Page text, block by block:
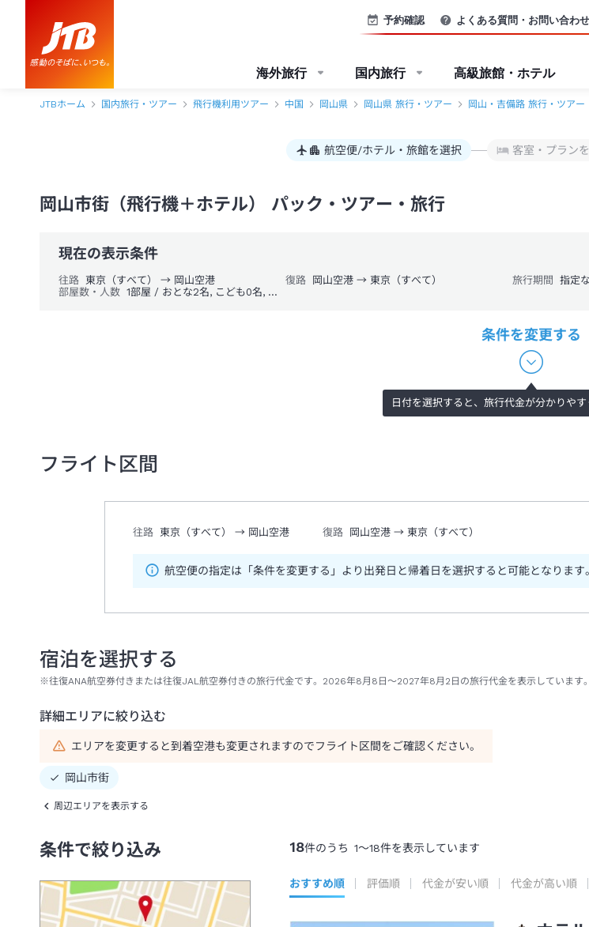
予約確認 よくある質問・お問い合わせ
海外旅行 国内旅行 高級旅館・ホテル
JTBホーム 国内旅行・ツアー 飛行機利用ツアー 中国 岡山県 岡山県 旅行・ツアー 岡山・吉備路 旅行・ツアー
航空便/ホテル・旅館を選択 客室・プラン
岡山市街（飛行機＋ホテル） パック・ツアー・旅行
現在の表示条件
往路 東京（すべて） → 岡山空港 復路 岡山空港 → 東京（すべて） 旅行期間 指定
部屋数・人数
1部屋 / おとな2名, こども0名, 幼児0名
日付を選択すると、旅行代金が分かりやす
フライト区間
往路 東京（すべて） → 岡山空港 復路 岡山空港→ 東京（すべて）
航空便の指定は「条件を変更する」より出発日と帰着日を選択すると可能となります
宿泊を選択する
※往復ANA航空券付きまたは往復JAL航空券付きの旅行代金です。2026年8月8日～2027年8月2日の旅行代金を表示しています。
詳細エリアに絞り込む
エリアを変更すると到着空港も変更されますのでフライト区間をご確認ください。
岡山市街
周辺エリアを表示する
条件で絞り込み 18件のうち 1～18件を表示しています
おすすめ順 評価順 代金が安い順 代金が高い順